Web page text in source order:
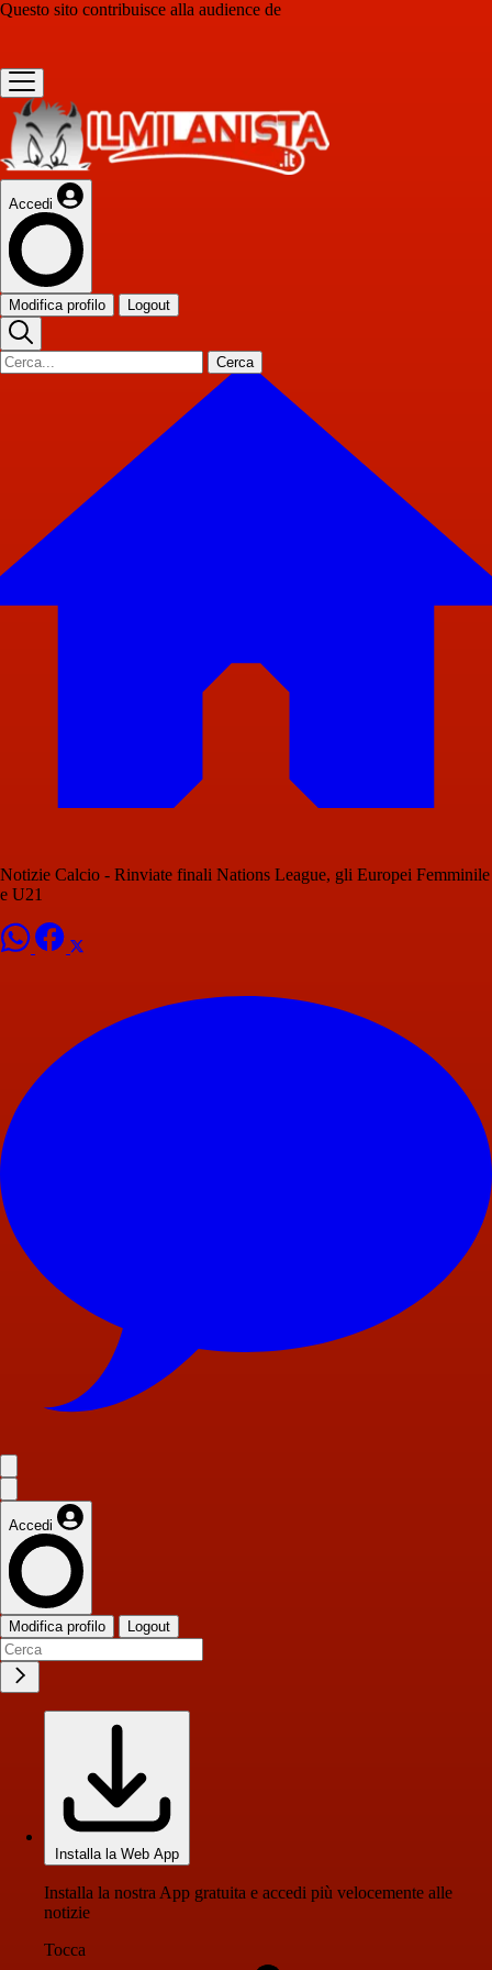
Questo sito contribuisce alla audience de
Accedi
Modifica profilo Logout
Cerca
Notizie Calcio - Rinviate finali Nations League, gli Europei Femminile
e U21
Accedi
Modifica profilo Logout
Installa la Web App
Installa la nostra App gratuita e accedi più velocemente alle
notizie
Tocca